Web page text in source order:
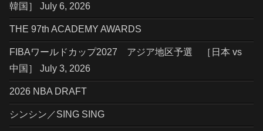
韓国］ July 6, 2026
THE 97th ACADEMY AWARDS
FIBAワールドカップ2027 アジア地区予選 ［日本 vs
中国］ July 3, 2026
2026 NBA DRAFT
シンシン／SING SING